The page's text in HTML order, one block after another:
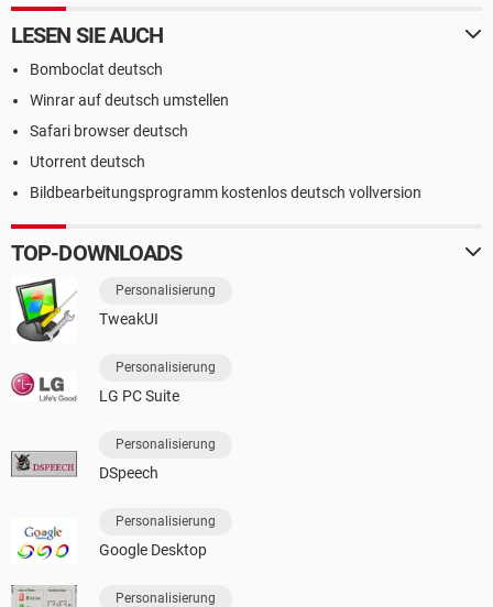
LESEN SIE AUCH
Bomboclat deutsch
Winrar auf deutsch umstellen
Safari browser deutsch
Utorrent deutsch
Bildbearbeitungsprogramm kostenlos deutsch vollversion
TOP-DOWNLOADS
Personalisierung
TweakUI
Personalisierung
LG PC Suite
Personalisierung
DSpeech
Personalisierung
Google Desktop
Personalisierung